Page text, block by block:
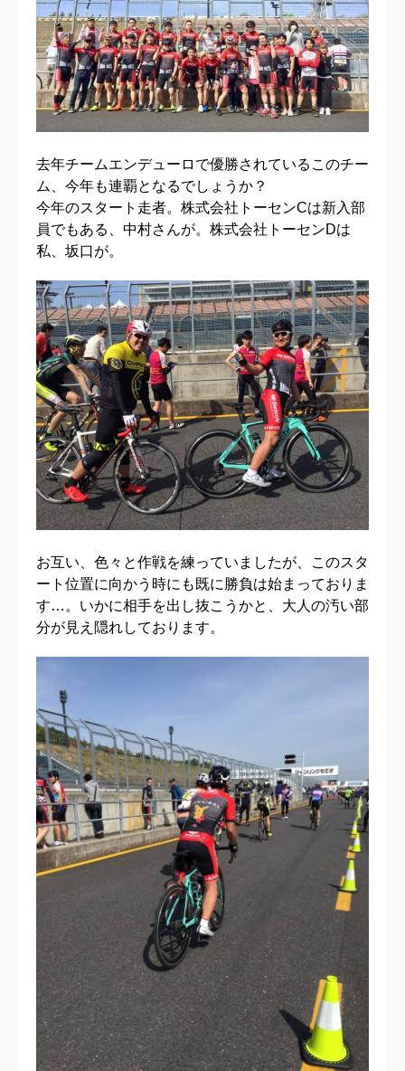
去年チームエンデューロで優勝されているこのチー
ム、今年も連覇となるでしょうか？
今年のスタート走者。株式会社トーセンCは新入部
員でもある、中村さんが。株式会社トーセンDは
私、坂口が。
お互い、色々と作戦を練っていましたが、このスタ
ート位置に向かう時にも既に勝負は始まっておりま
す…。いかに相手を出し抜こうかと、大人の汚い部
分が見え隠れしております。